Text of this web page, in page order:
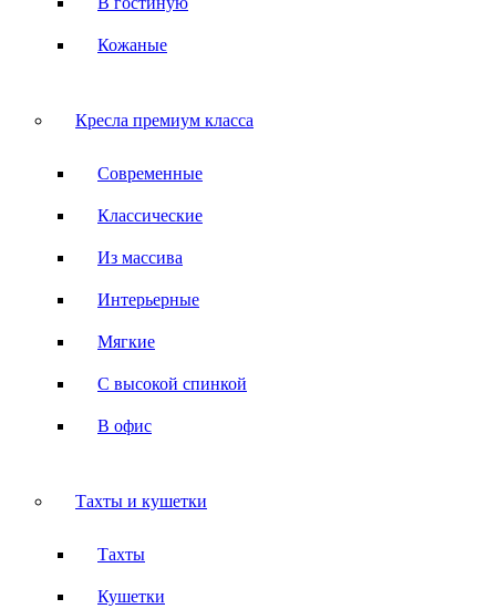
Кожаные
Кресла премиум класса
Современные
Классические
Из массива
Интерьерные
Мягкие
С высокой спинкой
В офис
Тахты и кушетки
Тахты
Кушетки